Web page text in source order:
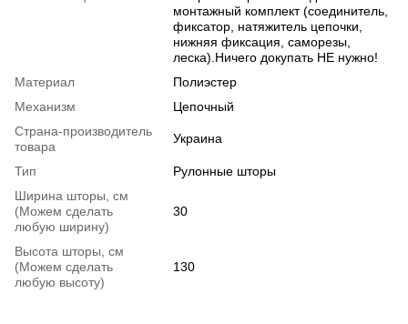
монтажный комплект (соединитель,
фиксатор, натяжитель цепочки,
нижняя фиксация, саморезы,
леска).Ничего докупать НЕ нужно!
Материал
Полиэстер
Механизм
Цепочный
Страна-производитель
товара
Украина
Тип
Рулонные шторы
Ширина шторы, см
(Можем сделать
любую ширину)
30
Высота шторы, см
(Можем сделать
любую высоту)
130